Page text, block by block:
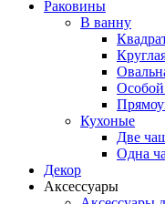
Раковины
В ванну
Кухоные
Две
Одна
Декор
Аксессуары